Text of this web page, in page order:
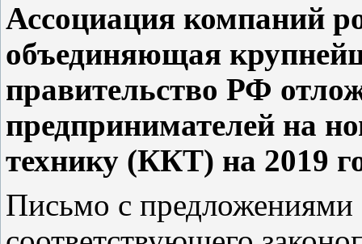
Ассоциация компаний
объединяющая
правительство РФ
предпринимателей на
технику (ККТ) на 2019
Письмо с предложениями